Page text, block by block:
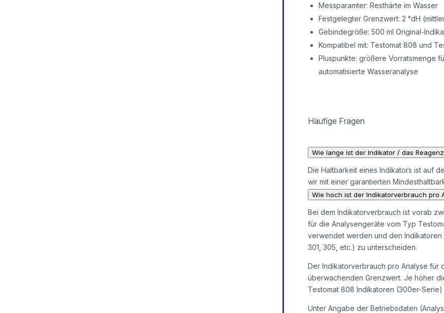
Messparamter: Resthärte im Wasser
Festgelegter Grenzwert: 2 °dH
Gebindegröße: 500 ml Original-
Kompatibel mit: Testomat 808 und
Pluspunkte: größere Vorratsmenge
automatisierte Wasseranalyse
Häufige Fragen
Wie lange ist der Indikator / das
Die Haltbarkeit eines Indikators ist auf
wir mit einer garantierten
Wie hoch ist der Indikatorverbrauch pro
Bei dem Indikatorverbrauch ist vorab
für die Analysengeräte vom Typ
verwendet werden und den
301, 305, etc.) zu unterscheiden.
Der Indikatorverbrauch pro Analyse für
überwachenden Grenzwert. Je höher
Testomat 808 Indikatoren (300er-
Unter Angabe der Betriebsdaten